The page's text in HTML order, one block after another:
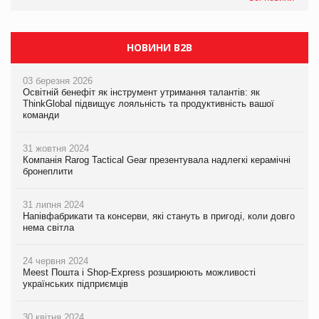
НОВИНИ B2B
03 березня 2026
Освітній бенефіт як інструмент утримання талантів: як
ThinkGlobal підвищує лояльність та продуктивність вашої
команди
31 жовтня 2024
Компанія Rarog Tactical Gear презентувала надлегкі керамічні
бронеплити
31 липня 2024
Напівфабрикати та консерви, які стануть в пригоді, коли довго
нема світла
24 червня 2024
Meest Пошта і Shop-Express розширюють можливості
українських підприємців